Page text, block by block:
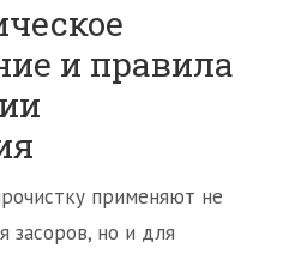
и правила
применяют не
засоров, но и для